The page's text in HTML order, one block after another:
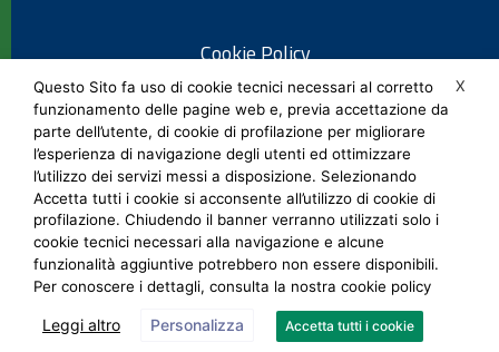
Cookie Policy
Informativa privacy
Note legali
Social Media Policy
X
Questo Sito fa uso di cookie tecnici necessari al corretto
funzionamento delle pagine web e, previa accettazione da
parte dell’utente, di cookie di profilazione per migliorare
l’esperienza di navigazione degli utenti ed ottimizzare
l’utilizzo dei servizi messi a disposizione. Selezionando
Accetta tutti i cookie si acconsente all’utilizzo di cookie di
profilazione. Chiudendo il banner verranno utilizzati solo i
cookie tecnici necessari alla navigazione e alcune
funzionalità aggiuntive potrebbero non essere disponibili.
Per conoscere i dettagli, consulta la nostra cookie policy
Leggi altro Personalizza Accetta tutti i cookie